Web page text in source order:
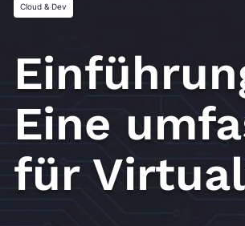
Cloud & Dev
Eine
für